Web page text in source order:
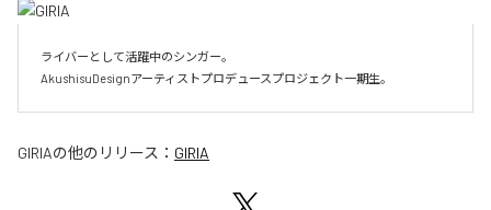
ライバーとして活躍中のシンガー。
AkushisuDesignアーティストプロデュースプロジェクト一期生。
GIRIAの他のリリース： GIRIA